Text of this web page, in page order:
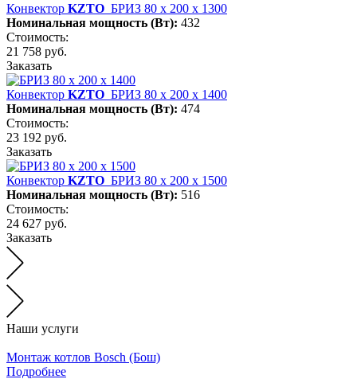
Конвектор KZTO БРИЗ 80 х 200 х 1300
Номинальная мощность (Вт): 432
Стоимость:
21 758 руб.
Заказать
Конвектор KZTO БРИЗ 80 х 200 х 1400
Номинальная мощность (Вт): 474
Стоимость:
23 192 руб.
Заказать
Конвектор KZTO БРИЗ 80 х 200 х 1500
Номинальная мощность (Вт): 516
Стоимость:
24 627 руб.
Заказать
Наши услуги
Монтаж котлов Bosch (Бош)
Подробнее